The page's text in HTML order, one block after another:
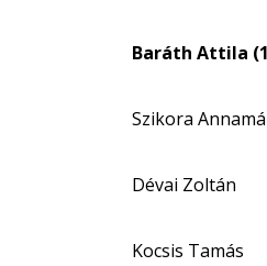
Baráth Attila
Szikora
Dévai Zoltán
Kocsis Tamás